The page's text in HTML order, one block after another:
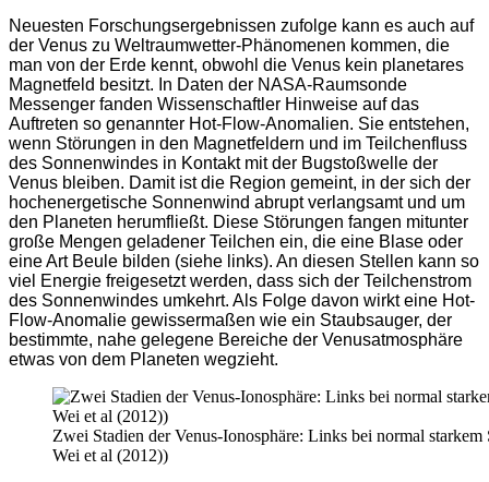
Neuesten Forschungsergebnissen zufolge kann es auch auf
der Venus zu Weltraumwetter-Phänomenen kommen, die
man von der Erde kennt, obwohl die Venus kein planetares
Magnetfeld besitzt. In Daten der NASA-Raumsonde
Messenger fanden Wissenschaftler Hinweise auf das
Auftreten so genannter Hot-Flow-Anomalien. Sie entstehen,
wenn Störungen in den Magnetfeldern und im Teilchenfluss
des Sonnenwindes in Kontakt mit der Bugstoßwelle der
Venus bleiben. Damit ist die Region gemeint, in der sich der
hochenergetische Sonnenwind abrupt verlangsamt und um
den Planeten herumfließt. Diese Störungen fangen mitunter
große Mengen geladener Teilchen ein, die eine Blase oder
eine Art Beule bilden (siehe links). An diesen Stellen kann so
viel Energie freigesetzt werden, dass sich der Teilchenstrom
des Sonnenwindes umkehrt. Als Folge davon wirkt eine Hot-
Flow-Anomalie gewissermaßen wie ein Staubsauger, der
bestimmte, nahe gelegene Bereiche der Venusatmosphäre
etwas von dem Planeten wegzieht.
Zwei Stadien der Venus-Ionosphäre: Links bei normal
Wei et al (2012))